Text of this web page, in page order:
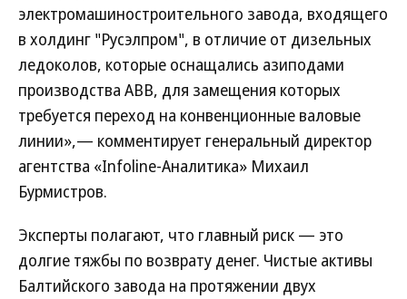
электромашиностроительного завода, входящего
в холдинг "Русэлпром", в отличие от дизельных
ледоколов, которые оснащались азиподами
производства ABB, для замещения которых
требуется переход на конвенционные валовые
линии»,— комментирует генеральный директор
агентства «Infoline-Аналитика» Михаил
Бурмистров.
Эксперты полагают, что главный риск — это
долгие тяжбы по возврату денег. Чистые активы
Балтийского завода на протяжении двух